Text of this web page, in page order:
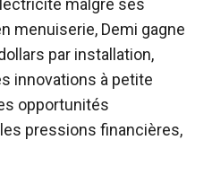
malgré ses
menuiserie, Demi gagne
par installation,
innovations à petite
opportunités
pressions financières,